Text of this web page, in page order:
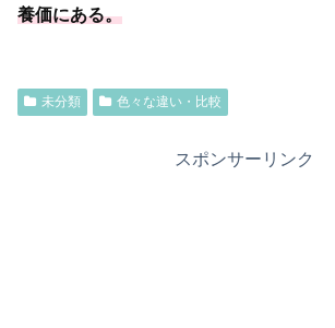
養価にある。
未分類 色々な違い・比較
スポンサーリンク